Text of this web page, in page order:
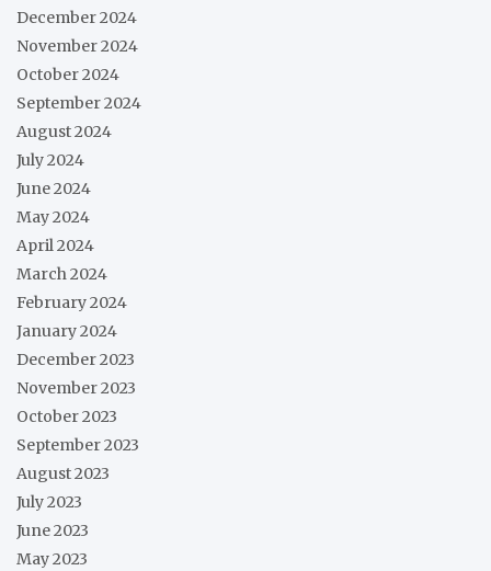
December 2024
November 2024
October 2024
September 2024
August 2024
July 2024
June 2024
May 2024
April 2024
March 2024
February 2024
January 2024
December 2023
November 2023
October 2023
September 2023
August 2023
July 2023
June 2023
May 2023